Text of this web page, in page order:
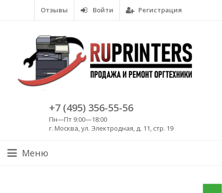
Отзывы Войти Регистрация
+7 (495) 356-55-56
Пн—Пт 9:00—18:00
г. Москва, ул. Электродная, д. 11, стр. 19
Меню